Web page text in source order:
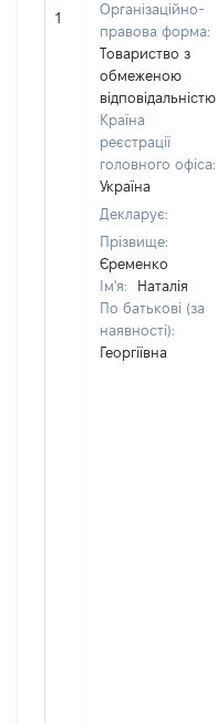
1
Організаційно-
правова форма:
Товариство з
обмеженою
відповідальністю
Країна
реєстрації
головного офіса:
Україна
Декларує:
Прізвище:
Єременко
Ім'я:
Наталія
По батькові (за
наявності):
Георгіївна